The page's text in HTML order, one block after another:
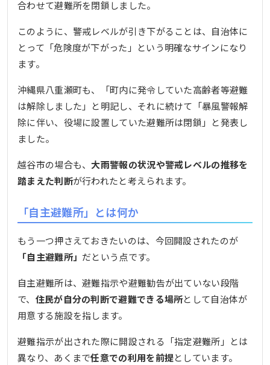
合わせて避難所を閉鎖しました。
このように、警戒レベルが引き下がることは、自治体に
とって「危険度が下がった」という明確なサインになり
ます。
沖縄県八重瀬町も、「町内に発令していた高齢者等避難
は解除しました」と明記し、それに続けて「暴風警報解
除に伴い、役場に設置していた避難所は閉鎖」と発表し
ました。
越谷市の場合も、大雨警報の状況や警戒レベルの推移を
踏まえた判断が行われたと考えられます。
「自主避難所」とは何か
もう一つ押さえておきたいのは、今回開設されたのが
「自主避難所」 だという点です。
自主避難所は、避難指示や避難勧告が出ていない段階
で、 住民が自分の判断で避難できる場所として自治体が
用意する施設を指します。
避難指示が出された際に開設される「指定避難所」とは
異なり、あくまで任意での利用を前提としています。